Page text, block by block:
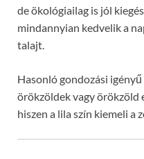
de ökológiailag is jól
mindannyian kedvelik a
talajt.
Hasonló gondozási
örökzöldek vagy örökzöld
hiszen a lila szín kiemeli a